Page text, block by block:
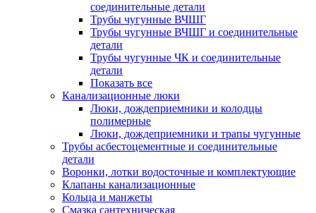
соединительные детали
Трубы чугунные ВЧШГ
Трубы чугунные ВЧШГ и соединительные
детали
Трубы чугунные ЧК и соединительные
детали
Показать все
Канализационные люки
Люки, дождеприемники и колодцы
полимерные
Люки, дождеприемники и трапы чугунные
Трубы асбестоцементные и соединительные
детали
Воронки, лотки водосточные и комплектующие
Клапаны канализационные
Кольца и манжеты
Смазка сантехническая